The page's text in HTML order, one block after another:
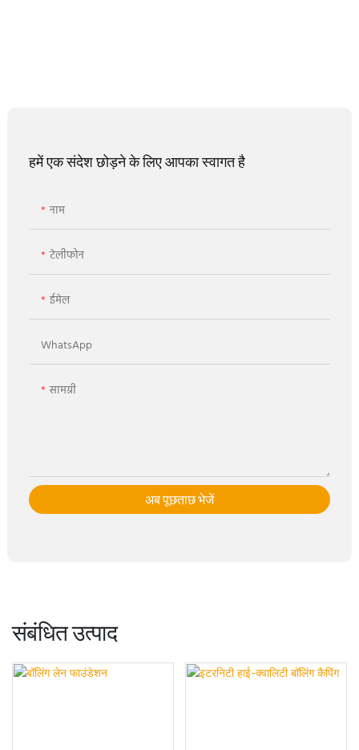
हमें एक संदेश छोड़ने के लिए आपका स्वागत है
नाम
टेलीफोन
ईमेल
WhatsApp
सामग्री
अब पूछताछ भेजें
संबंधित उत्पाद